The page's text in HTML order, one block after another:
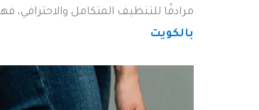
مرادفًا للتنظيف المتكامل
بالكويت